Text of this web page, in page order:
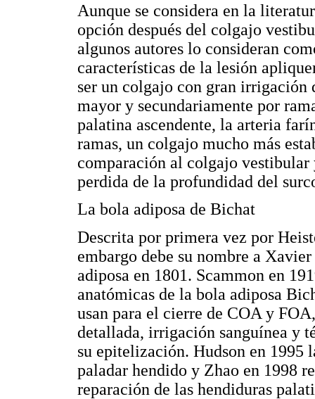
Aunque se considera en la
opción después del colgajo
algunos autores lo consideran
características de la lesión
ser un colgajo con gran
mayor y secundariamente por
palatina ascendente, la arteria
ramas, un colgajo mucho más
comparación al colgajo
perdida de la profundidad del
La bola adiposa de Bichat
Descrita por primera vez por
embargo debe su nombre a
adiposa en 1801. Scammon en
anatómicas de la bola adiposa
usan para el cierre de COA y
detallada, irrigación sanguínea y
su epitelización. Hudson en 1995
paladar hendido y Zhao en 1998
reparación de las hendiduras